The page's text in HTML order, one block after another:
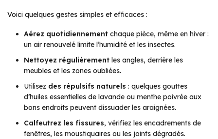
Voici quelques gestes simples et efficaces :
Aérez quotidiennement chaque pièce, même en hiver :
un air renouvelé limite l’humidité et les insectes.
Nettoyez régulièrement les angles, derrière les
meubles et les zones oubliées.
Utilisez des répulsifs naturels : quelques gouttes
d’huiles essentielles de lavande ou menthe poivrée aux
bons endroits peuvent dissuader les araignées.
Calfeutrez les fissures, vérifiez les encadrements de
fenêtres, les moustiquaires ou les joints dégradés.